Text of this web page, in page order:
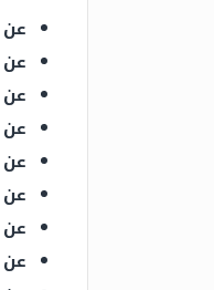
عن
عن
عن
عن
عن
عن
عن